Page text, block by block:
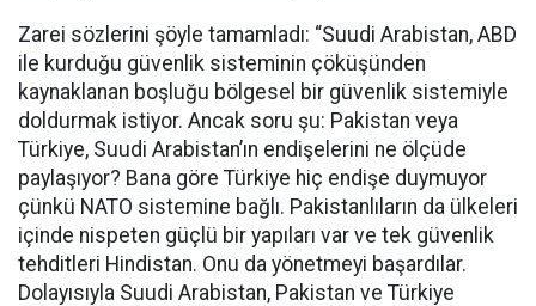
Zarei sözlerini şöyle tamamladı: “Suudi Arabistan, ABD
ile kurduğu güvenlik sisteminin çöküşünden
kaynaklanan boşluğu bölgesel bir güvenlik sistemiyle
doldurmak istiyor. Ancak soru şu: Pakistan veya
Türkiye, Suudi Arabistan’ın endişelerini ne ölçüde
paylaşıyor? Bana göre Türkiye hiç endişe duymuyor
çünkü NATO sistemine bağlı. Pakistanlıların da ülkeleri
içinde nispeten güçlü bir yapıları var ve tek güvenlik
tehditleri Hindistan. Onu da yönetmeyi başardılar.
Dolayısıyla Suudi Arabistan, Pakistan ve Türkiye